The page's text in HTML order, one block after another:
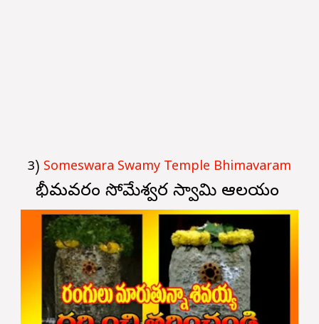
3) Someswara Swamy Temple Bhimavaram
భీమవరం సోమేశ్వర స్వామి ఆలయం